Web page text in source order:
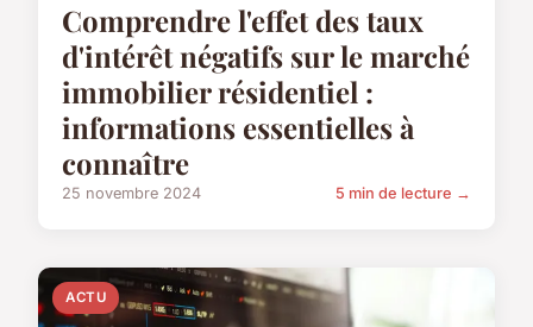
Comprendre l'effet des taux
d'intérêt négatifs sur le marché
immobilier résidentiel :
informations essentielles à
connaître
25 novembre 2024 5 min de lecture →
ACTU